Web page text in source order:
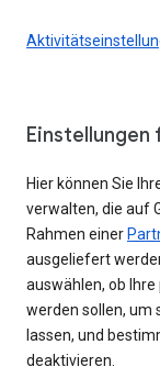
Einstellungen
Hier können Sie
verwalten, die auf
Rahmen einer
ausgeliefert
auswählen, ob
werden sollen, um
lassen, und
deaktivieren.